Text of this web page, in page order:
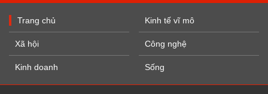
Trang chủ
Xã hội
Kinh doanh
Kinh tế vĩ mô
Công nghệ
Sống